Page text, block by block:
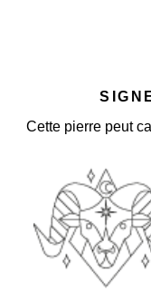
Cette pierre peut